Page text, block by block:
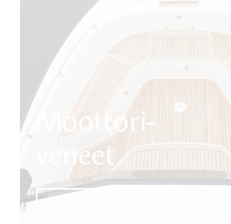
Moottori-
veneet